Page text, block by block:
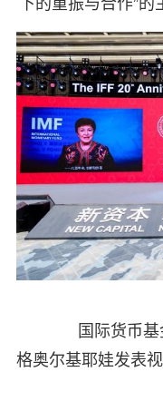
国际货币基
格奥尔基耶娃发表